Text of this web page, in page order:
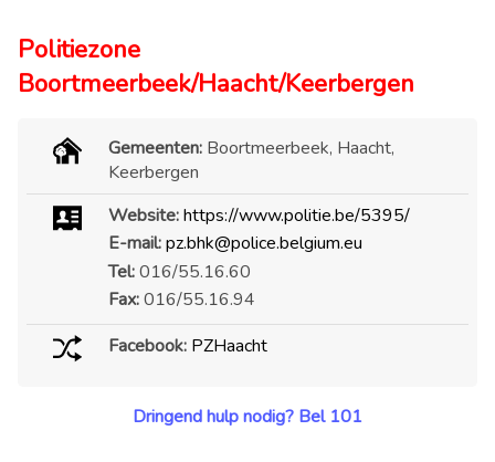
Politiezone
Boortmeerbeek/Haacht/Keerbergen
Gemeenten: Boortmeerbeek, Haacht,
Keerbergen
Website:https://www.politie.be/5395/
E-mail: pz.bhk@police.belgium.eu
Tel:016/55.16.60
Fax:016/55.16.94
Facebook: PZHaacht
Dringend hulp nodig? Bel 101